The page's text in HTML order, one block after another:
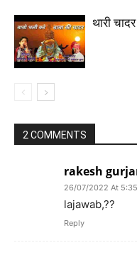
थारी
2 COMMENTS
rakesh
26/07/2022 At
lajawab,??
Reply